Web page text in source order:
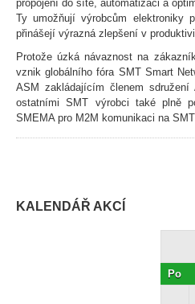
propojení do sítě, automatizaci a
Ty umožňují výrobcům elektroniky
přinášejí výrazná zlepšení v
Protože úzká návaznost na
vznik globálního fóra SMT Smart
ASM zakládajícím členem
ostatními SMT výrobci také plně
SMEMA pro M2M komunikaci na
KALENDÁŘ AKCÍ
Po